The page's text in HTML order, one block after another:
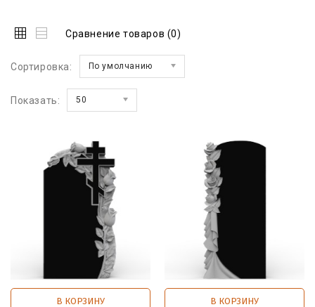
Сравнение товаров (0)
Сортировка: По умолчанию
Показать: 50
В КОРЗИНУ В КОРЗИНУ